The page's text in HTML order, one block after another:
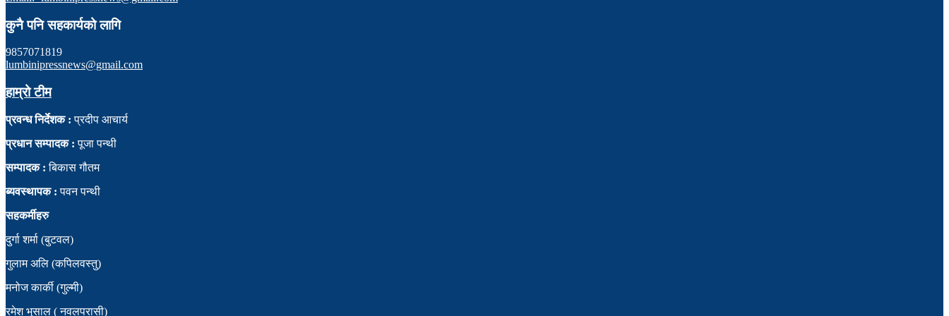
कुनै पनि सहकार्यको लागि
9857071819
lumbinipressnews@gmail.com
हाम्रो टीम
प्रवन्ध निर्देशक : प्रदीप आचार्य
प्रधान सम्पादक : पूजा पन्थी
सम्पादक :बिकास गौतम
ब्यवस्थापक : पवन पन्थी
सहकर्मीहरु
दुर्गा शर्मा (बुटवल)
गुलाम अलि (कपिलवस्तु)
मनोज कार्की (गुल्मी)
रमेश भुसाल ( नवलपरासी)